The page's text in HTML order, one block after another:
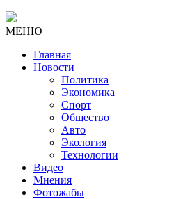
МЕНЮ
Главная
Новости
Политика
Экономика
Спорт
Общество
Авто
Экология
Технологии
Видео
Мнения
Фотожабы